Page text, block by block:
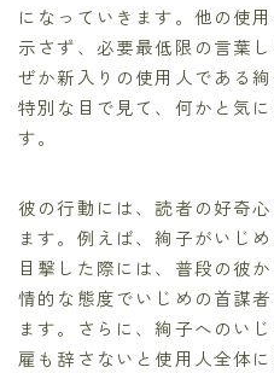
になっていきます。他の使
示さず、必要最低限の言葉
ぜか新入りの使用人である
特別な目で見て、何かと気
す。
彼の行動には、読者の好奇
ます。例えば、絢子がいじ
目撃した際には、普段の彼
情的な態度でいじめの首謀
ます。さらに、絢子へのい
雇も辞さないと使用人全体